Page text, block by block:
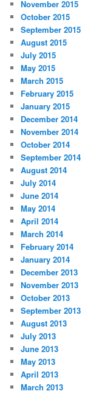
November 2015
October 2015
September 2015
August 2015
July 2015
May 2015
March 2015
February 2015
January 2015
December 2014
November 2014
October 2014
September 2014
August 2014
July 2014
June 2014
May 2014
April 2014
March 2014
February 2014
January 2014
December 2013
November 2013
October 2013
September 2013
August 2013
July 2013
June 2013
May 2013
April 2013
March 2013